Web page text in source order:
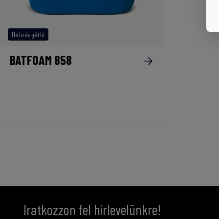
Habzásgátló
BATFOAM 858
Iratkozzon fel hírlevelünkre!